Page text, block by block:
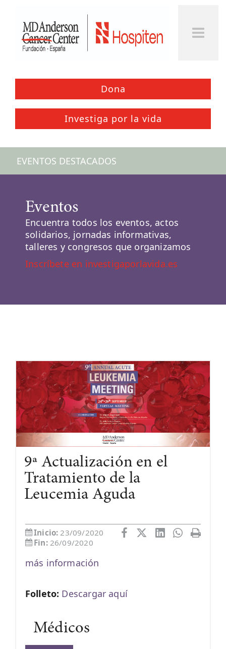
Dona
Investiga por la vida
EVENTOS DESTACADOS
Eventos
Encuentra todos los eventos, actos
solidarios, jornadas informativas,
talleres y congresos que organizamos
Inscríbete en investigaporlavida.es
9ª Actualización en el
Tratamiento de la
Leucemia Aguda
Inicio: 23/09/2020
Fin: 26/09/2020
más información
Folleto: Descargar aquí
Médicos